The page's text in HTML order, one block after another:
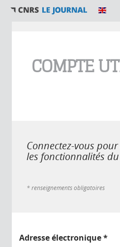
COMPTE
Connectez-vous
les fonctionnalités
* renseignements obligatoires
Adresse électronique*